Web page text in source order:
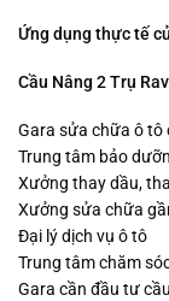
Ứng dụng thực tế
Cầu Nâng 2 Trụ
Gara sửa chữa ô tô
Trung tâm bảo
Xưởng thay dầu,
Xưởng sửa chữa
Đại lý dịch vụ ô tô
Trung tâm chăm
Gara cần đầu tư